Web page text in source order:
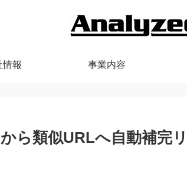
情報 事業内容
ら類似URLへ自動補完